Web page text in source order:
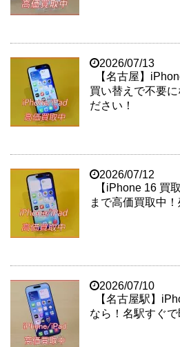
2026/07/13
【名古屋】
買い替えで不要
ださい！
2026/07/12
【iPhone 16 買
まで高価買取中
2026/07/10
【名古屋駅】
なら！名駅すぐで